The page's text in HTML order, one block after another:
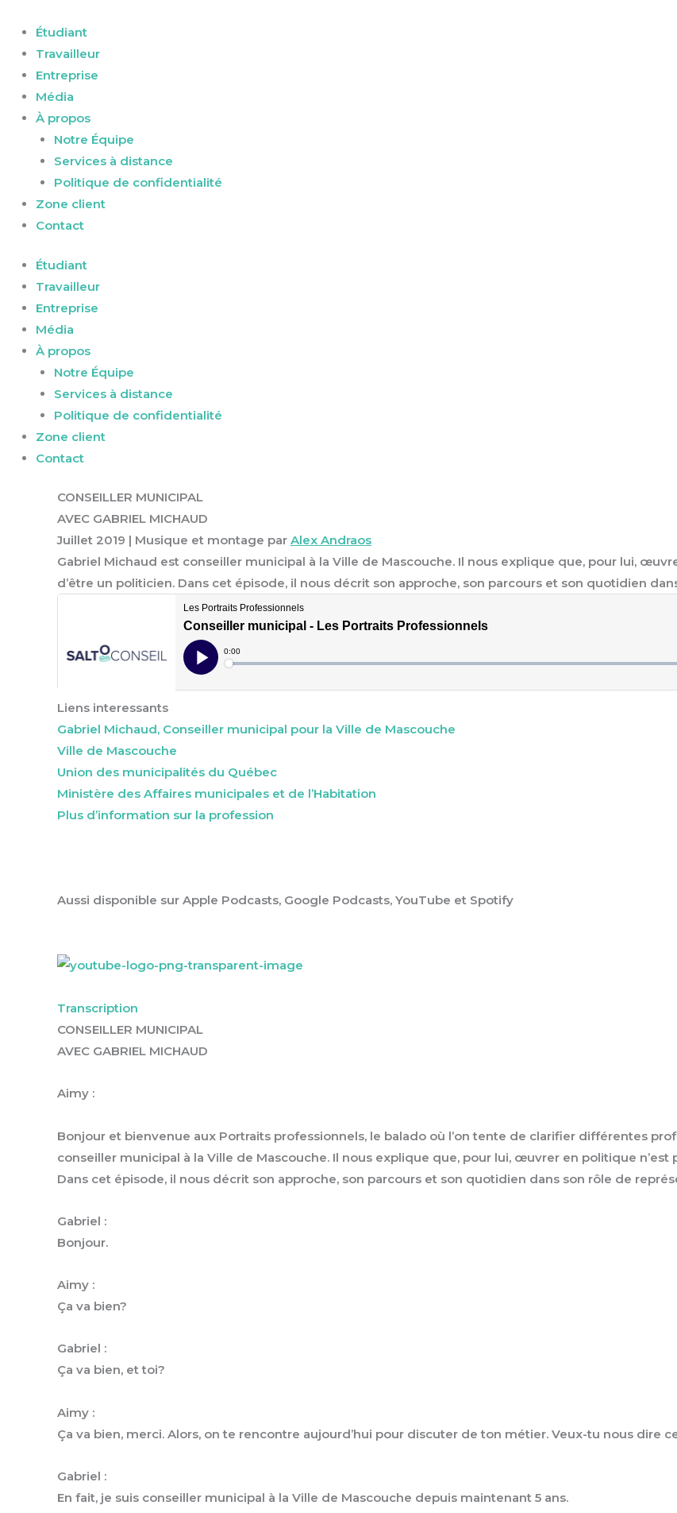
contenu
Étudiant
Travailleur
Entreprise
Média
À propos
Notre Équipe
Services à distance
Politique de confidentialité
Zone client
Contact
Étudiant
Travailleur
Entreprise
Média
À propos
Notre Équipe
Services à distance
Politique de confidentialité
Zone client
Contact
CONSEILLER MUNICIPAL
AVEC GABRIEL MICHAUD
Juillet 2019 | Musique et montage par Alex Andraos
Gabriel Michaud est conseiller municipal à la Ville de Mascouche. Il nous explique que, pour lui,
d’être un politicien. Dans cet épisode, il nous décrit son approche, son parcours et son quotidien
Liens interessants
Gabriel Michaud, Conseiller municipal pour la Ville de Mascouche
Ville de Mascouche
Union des municipalités du Québec
Ministère des Affaires municipales et de l’Habitation
Plus d’information sur la profession
Aussi disponible sur Apple Podcasts, Google Podcasts, YouTube et Spotify
Transcription
CONSEILLER MUNICIPAL
AVEC GABRIEL MICHAUD
Aimy :
Bonjour et bienvenue aux Portraits professionnels, le balado où l’on tente de clarifier différentes
conseiller municipal à la Ville de Mascouche. Il nous explique que, pour lui, œuvrer en politique
Dans cet épisode, il nous décrit son approche, son parcours et son quotidien dans son rôle de
Gabriel :
Bonjour.
Aimy :
Ça va bien?
Gabriel :
Ça va bien, et toi?
Aimy :
Ça va bien, merci. Alors, on te rencontre aujourd’hui pour discuter de ton métier. Veux-tu nous dire
Gabriel :
En fait, je suis conseiller municipal à la Ville de Mascouche depuis maintenant 5 ans.